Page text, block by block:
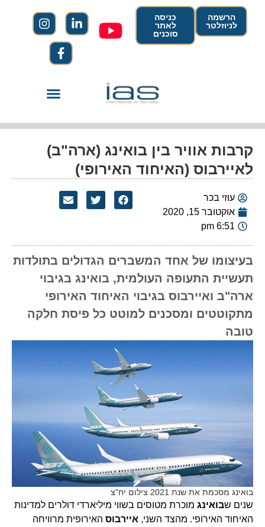
הרשמה
לניוזלטר
כניסה
לאתר
סוכנים
קרבות אוויר בין בואינג (ארה"ב)
לאיירבוס (האיחוד האירופי)
עוזי בכר
אוקטובר 15, 2020
6:51 pm
בעיצומו של אחד המשברים הגדולים בתולדות
תעשיית התעופה העולמית, בואינג בגיבוי
ארה"ב ואיירבוס בגיבוי האיחוד האירופי
מתקוטטים ומסכנים למוטט כל פיסת חלקה
טובה
בואינג מסכמת את שנת 2021 צילום יח"צ
שנים שבואינגמוכרת מטוסים בשווי מיליארדי דולרים למדינות
האיחוד האירופי. מהצד השני,איירבוסהאירופית מרוויחה